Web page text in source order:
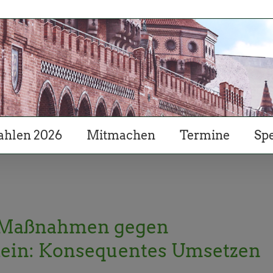
2026 Mitmachen Termine
gegen
Konsequentes Umsetzen